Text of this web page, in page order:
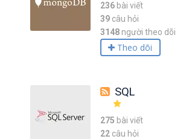
236bài viết
39câu hỏi
3148 người theo dõi
Theo dõi
SQL
275 bài viết
22câu hỏi